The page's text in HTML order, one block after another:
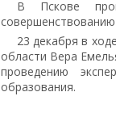
В Пскове
23 декабря в
области Вера
проведению
образования.